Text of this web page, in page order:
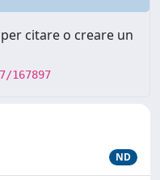
citare o creare un
167897
ND